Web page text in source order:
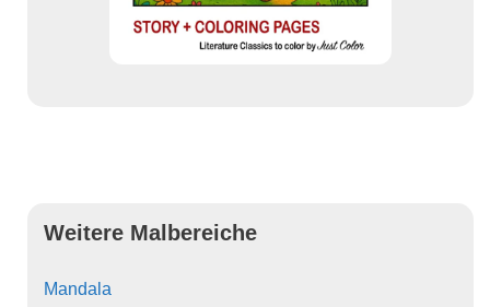
Weitere Malbereiche
Mandala